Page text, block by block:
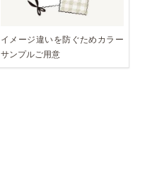
イメージ違いを防ぐためカラー
サンプルご用意